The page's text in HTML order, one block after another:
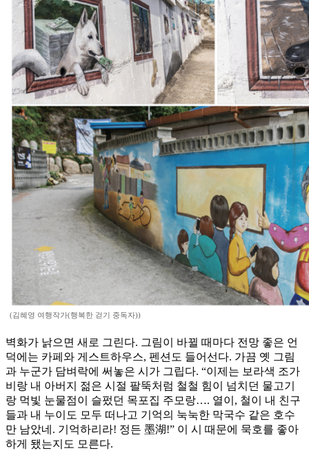
(김혜영 여행작가(행복한 걷기 중독자))
벽화가 낡으면 새로 그린다. 그림이 바뀔 때마다 전망 좋은 언
덕에는 카페와 게스트하우스, 펜션도 들어선다. 가끔 옛 그림
과 누군가 담벼락에 써놓은 시가 그립다. “이제는 보라색 조가
비랑 내 아버지 젊은 시절 팔뚝처럼 철철 힘이 넘치던 물고기
랑 먹빛 눈물점이 슬펐던 목포집 주모랑…. 열이, 철이 내 친구
들과 내 누이도 모두 떠나고 기억의 눅눅한 막국수 같은 호수
만 남았네. 기억하리라! 정든 墨湖!” 이 시 때문에 묵호를 좋아
하게 됐는지도 모른다.